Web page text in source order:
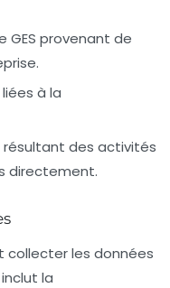
GES provenant de
à la
résultant des activités
directement.
collecter les données
la